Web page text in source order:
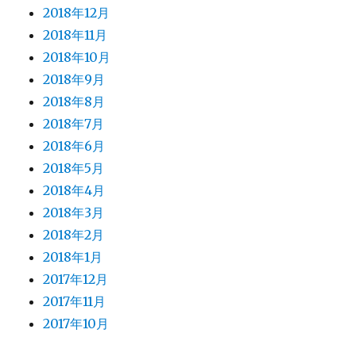
2018年12月
2018年11月
2018年10月
2018年9月
2018年8月
2018年7月
2018年6月
2018年5月
2018年4月
2018年3月
2018年2月
2018年1月
2017年12月
2017年11月
2017年10月